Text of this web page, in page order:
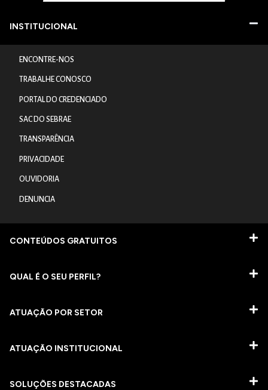
INSTITUCIONAL
ENCONTRE-NOS
TRABALHE CONOSCO
PORTAL DO CREDENCIADO
SAC DO SEBRAE
TRANSPARÊNCIA
PRIVACIDADE
OUVIDORIA
DENUNCIA
CONTEÚDOS GRATUITOS
QUAL É O SEU PERFIL?
ATUAÇÃO POR SETOR
ATUAÇÃO INSTITUCIONAL
SOLUÇÕES DESTACADAS